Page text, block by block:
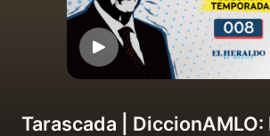
Tarascada |